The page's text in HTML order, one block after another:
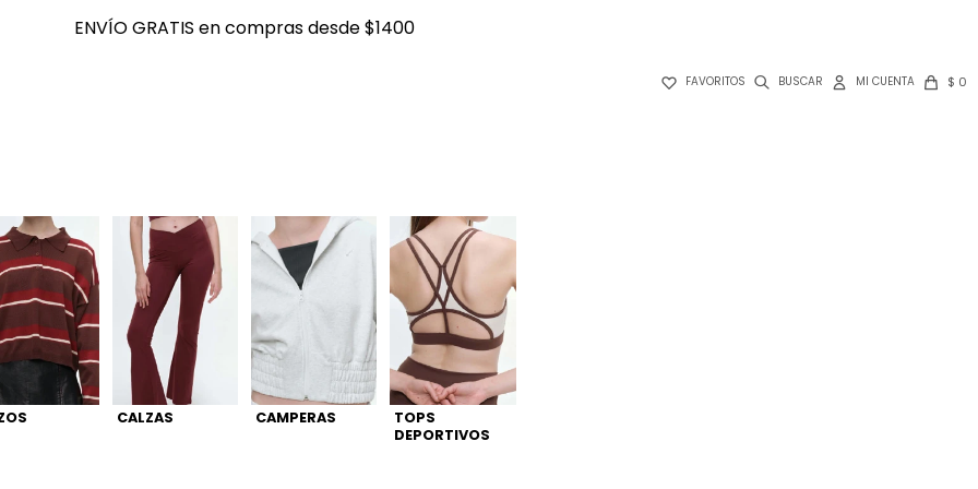
ENVÍO GRATIS en compras desde $1400
 FAVORITOS $ 0
ENVÍO GRATIS en compras desde $1400
CALZAS CAMPERAS
TOPS
DEPORTIVOS